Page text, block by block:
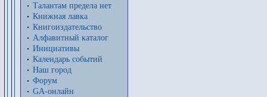
Талантам предела нет
Книжная лавка
Книгоиздательство
Алфавитный каталог
Инициативы
Календарь событий
Наш город
Форум
GA-онлайн